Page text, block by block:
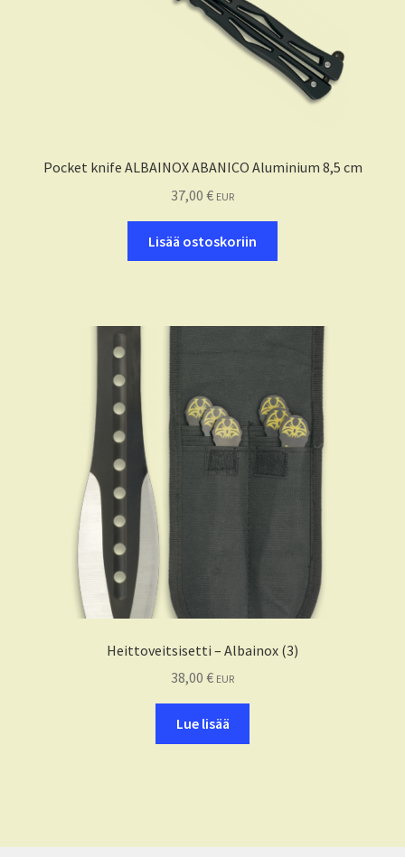
Pocket knife ALBAINOX ABANICO Aluminium 8,5 cm
37,00 € EUR
Lisää ostoskoriin
Heittoveitsisetti – Albainox (3)
38,00 € EUR
Lue lisää